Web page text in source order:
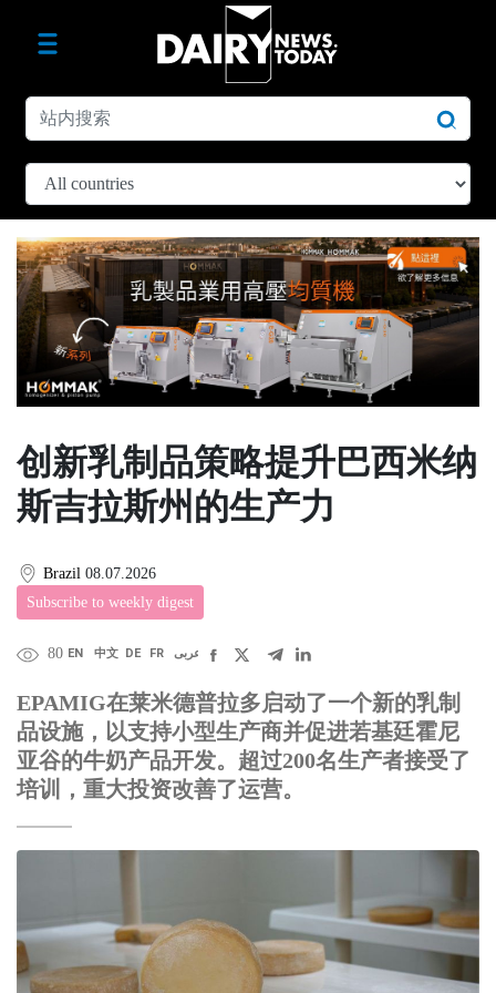
创新乳制品策略提升巴西米纳
斯吉拉斯州的生产力
Brazil 08.07.2026
Subscribe to weekly digest
80 EN 中文 DE FR عربى
EPAMIG在莱米德普拉多启动了一个新的乳制
品设施，以支持小型生产商并促进若基廷霍尼
亚谷的牛奶产品开发。超过200名生产者接受了
培训，重大投资改善了运营。